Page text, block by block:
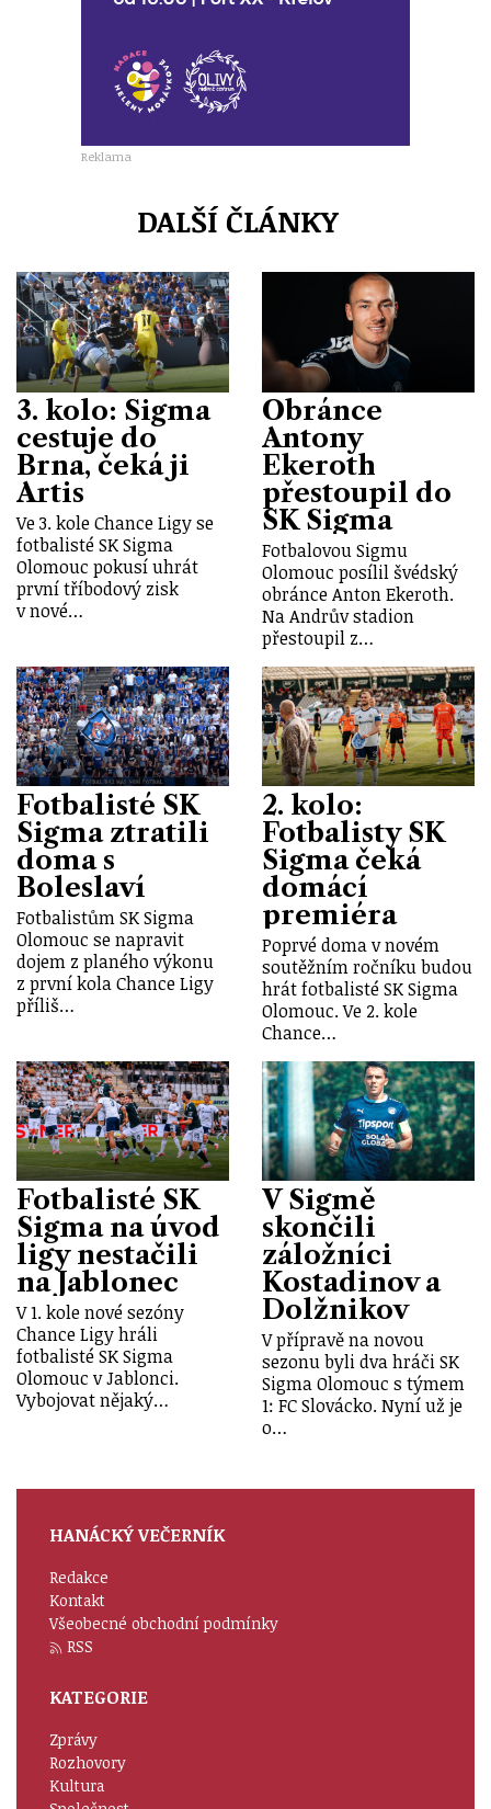
Reklama
DALŠÍ ČLÁNKY
3. kolo: Sigma
cestuje do
Brna, čeká ji
Artis
Ve 3. kole Chance Ligy se
fotbalisté SK Sigma
Olomouc pokusí uhrát
první tříbodový zisk
v nové…
Obránce
Antony
Ekeroth
přestoupil do
SK Sigma
Fotbalovou Sigmu
Olomouc posílil švédský
obránce Anton Ekeroth.
Na Andrův stadion
přestoupil z…
Fotbalisté SK
Sigma ztratili
doma s
Boleslaví
Fotbalistům SK Sigma
Olomouc se napravit
dojem z planého výkonu
z první kola Chance Ligy
příliš…
2. kolo:
Fotbalisty SK
Sigma čeká
domácí
premiéra
Poprvé doma v novém
soutěžním ročníku budou
hrát fotbalisté SK Sigma
Olomouc. Ve 2. kole
Chance…
Fotbalisté SK
Sigma na úvod
ligy nestačili
na Jablonec
V 1. kole nové sezóny
Chance Ligy hráli
fotbalisté SK Sigma
Olomouc v Jablonci.
Vybojovat nějaký…
V Sigmě
skončili
záložníci
Kostadinov a
Dolžnikov
V přípravě na novou
sezonu byli dva hráči SK
Sigma Olomouc s týmem
1: FC Slovácko. Nyní už je
o…
HANÁCKÝ VEČERNÍK
Redakce
Kontakt
Všeobecné obchodní podmínky
RSS
KATEGORIE
Zprávy
Rozhovory
Kultura